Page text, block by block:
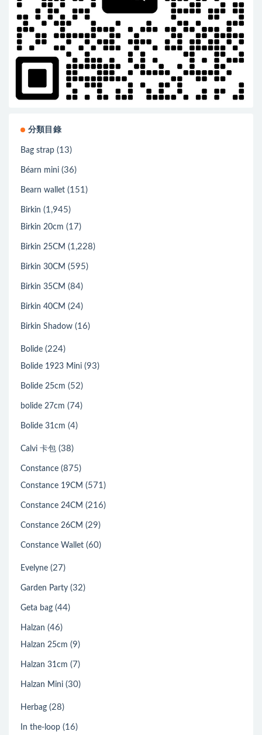
分類目錄
Bag strap (13)
Béarn mini (36)
Bearn wallet (151)
Birkin (1,945)
Birkin 20cm (17)
Birkin 25CM (1,228)
Birkin 30CM (595)
Birkin 35CM (84)
Birkin 40CM (24)
Birkin Shadow (16)
Bolide (224)
Bolide 1923 Mini (93)
Bolide 25cm (52)
bolide 27cm (74)
Bolide 31cm (4)
Calvi 卡包 (38)
Constance (875)
Constance 19CM (571)
Constance 24CM (216)
Constance 26CM (29)
Constance Wallet (60)
Evelyne (27)
Garden Party (32)
Geta bag (44)
Halzan (46)
Halzan 25cm (9)
Halzan 31cm (7)
Halzan Mini (30)
Herbag (28)
In the-loop (16)